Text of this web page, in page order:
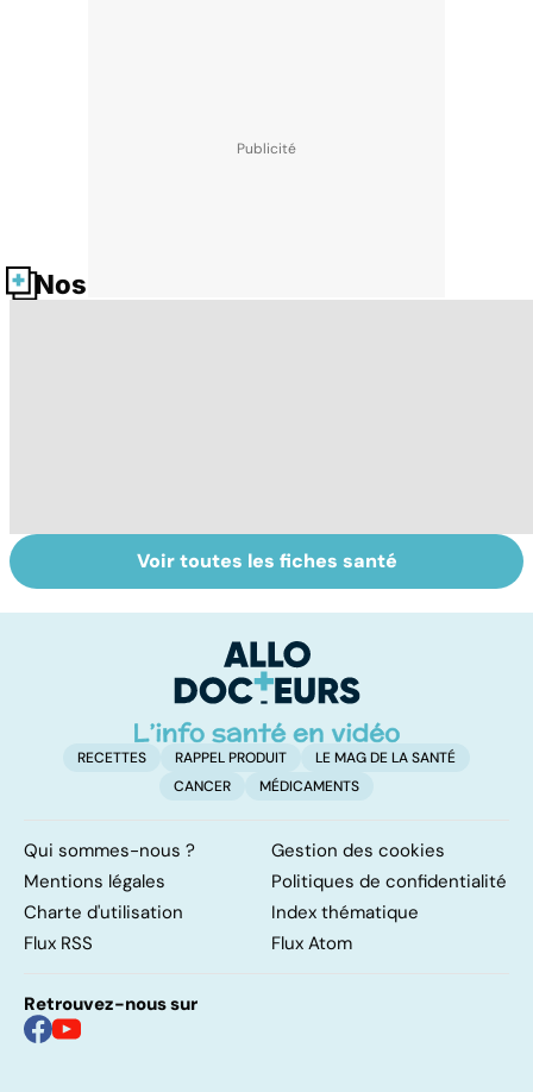
Nos fiches santé
Comment
maîtriser le
Violences
sexuelles :
remettre ?
Voir toutes les fiches santé
RECETTES RAPPEL PRODUIT
LE MAG DE LA SANTÉ
CANCER
MÉDICAMENTS
Qui sommes-nous ?
Gestion des cookies
Mentions légales
Politiques de confidentialité
Charte d'utilisation
Index thématique
Flux RSS
Flux Atom
Retrouvez-nous sur